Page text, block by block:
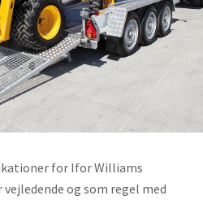
for Ifor Williams
og som regel med